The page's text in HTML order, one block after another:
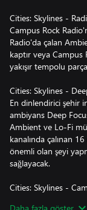
Cities: Skylines -
Campus Rock
Radio'da çalan
kaptır veya Campus
yakışır tempolu
Cities: Skylines -
En dinlendirici şehir
ambiyans Deep
Ambient ve Lo-Fi
kanalında çalınan
önemli olan şeyi
sağlayacak.
Cities: Skylines -